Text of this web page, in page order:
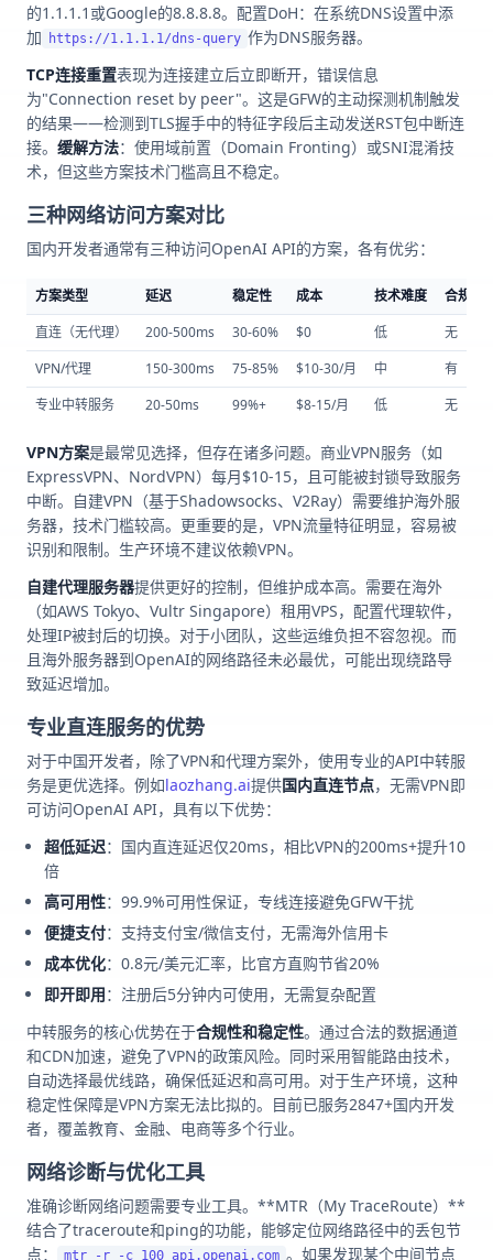
的1.1.1.1或Google的8.8.8.8。配置DoH：在系统DNS设置中添
加
https://1.1.1.1/dns-query 作为DNS服务器。
TCP连接重置表现为连接建立后立即断开，错误信息
为"Connection reset by peer"。这是GFW的主动探测机制触发
的结果——检测到TLS握手中的特征字段后主动发送RST包中断连
接。 缓解方法：使用域前置（Domain Fronting）或SNI混淆技
术，但这些方案技术门槛高且不稳定。
三种网络访问方案对比
国内开发者通常有三种访问OpenAI API的方案，各有优劣：
方案类型 延迟 稳定性 成本 技术难度
合规风
直连（无代理）
200-500ms 30-60% $0 低
无
VPN/代理
150-300ms 75-85% $10-30/月 中
有
专业中转服务
20-50ms 99%+ $8-15/月 低 无
VPN方案是最常见选择，但存在诸多问题。商业VPN服务（如
ExpressVPN、NordVPN）每月$10-15，且可能被封锁导致服务
中断。自建VPN（基于Shadowsocks、V2Ray）需要维护海外服
务器，技术门槛较高。更重要的是，VPN流量特征明显，容易被
识别和限制。生产环境不建议依赖VPN。
自建代理服务器提供更好的控制，但维护成本高。需要在海外
（如AWS Tokyo、Vultr Singapore）租用VPS，配置代理软件，
处理IP被封后的切换。对于小团队，这些运维负担不容忽视。而
且海外服务器到OpenAI的网络路径未必最优，可能出现绕路导
致延迟增加。
专业直连服务的优势
对于中国开发者，除了VPN和代理方案外，使用专业的API中转服
务是更优选择。例如laozhang.ai提供国内直连节点，无需VPN即
可访问OpenAI API，具有以下优势：
超低延迟：国内直连延迟仅20ms，相比VPN的200ms+提升10
倍
高可用性：99.9%可用性保证，专线连接避免GFW干扰
便捷支付：支持支付宝/微信支付，无需海外信用卡
成本优化：0.8元/美元汇率，比官方直购节省20%
即开即用：注册后5分钟内可使用，无需复杂配置
中转服务的核心优势在于合规性和稳定性。通过合法的数据通道
和CDN加速，避免了VPN的政策风险。同时采用智能路由技术，
自动选择最优线路，确保低延迟和高可用。对于生产环境，这种
稳定性保障是VPN方案无法比拟的。目前已服务2847+国内开发
者，覆盖教育、金融、电商等多个行业。
网络诊断与优化工具
准确诊断网络问题需要专业工具。**MTR（My TraceRoute）**
结合了traceroute和ping的功能，能够定位网络路径中的丢包节
点：
mtr -r -c 100 api.openai.com 。如果发现某个中间节点